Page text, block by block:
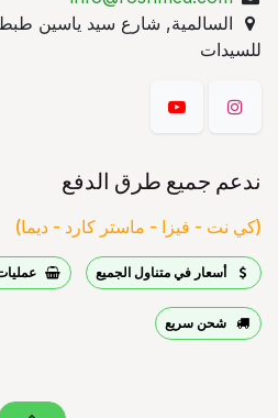
السالمية, شارع سيد ياسين
للسيدات
ندعم جميع طرق الدفع
(كي نت - فيزا - ماستر كارد - ديما)
أسعار في متناول الجميع
شحن سريع